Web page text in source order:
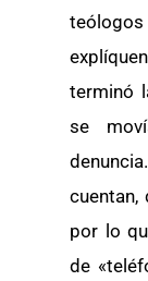
terminó
se
cuentan,
por lo
de